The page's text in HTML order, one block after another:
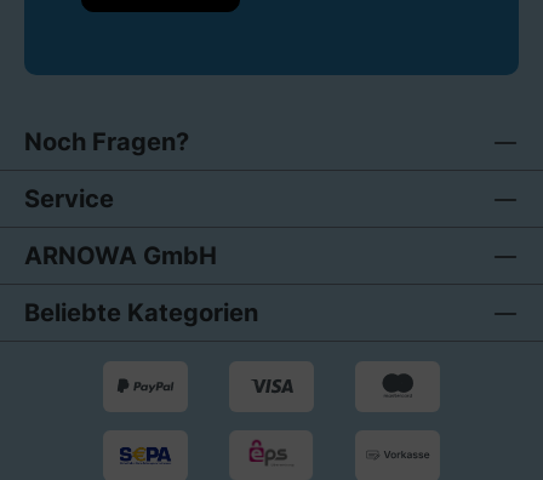
Noch Fragen?
Service
ARNOWA GmbH
Beliebte Kategorien